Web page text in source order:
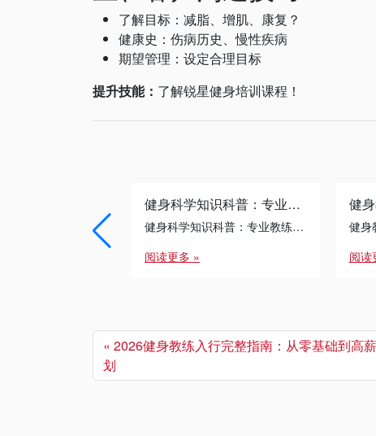
了解目标：减脂、增肌、康复？
健康史：伤病历史、慢性疾病
期望管理：设定合理目标
提升技能： 了解锐星健身培训课程！
健身科学知识科普：专业教练必知的训练原理
健身科学知识科普：专业教练必知的训练原理
阅读更多 »
阅读
2026健身教练入行完整指南：从零基础到高
划